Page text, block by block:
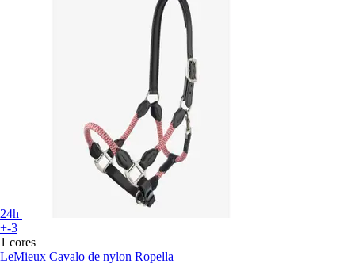
24h
+-3
1 cores
LeMieux Cavalo de nylon Ropella